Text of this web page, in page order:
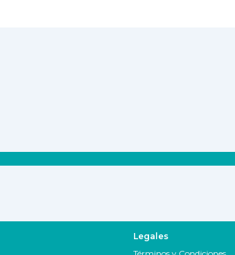
Legales
Términos y Condiciones